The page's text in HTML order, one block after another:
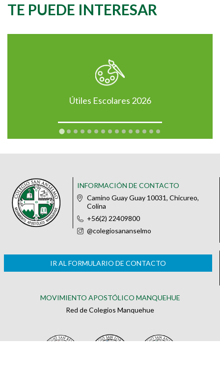
TE PUEDE INTERESAR
Útiles Escolares 2026
INFORMACIÓN DE CONTACTO
Camino Guay Guay 10031, Chicureo,
Colina
+56(2) 22409800
@colegiosananselmo
IR AL FORMULARIO DE CONTACTO
MOVIMIENTO APOSTÓLICO MANQUEHUE
Red de Colegios Manquehue